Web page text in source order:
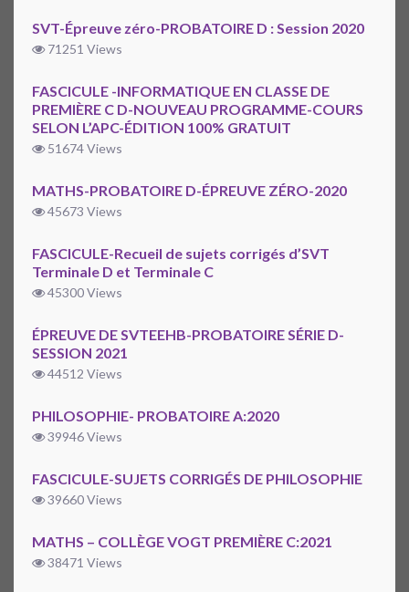
SVT-Épreuve zéro-PROBATOIRE D : Session 2020
71251 Views
FASCICULE -INFORMATIQUE EN CLASSE DE
PREMIÈRE C D-NOUVEAU PROGRAMME-COURS
SELON L’APC-ÉDITION 100% GRATUIT
51674 Views
MATHS-PROBATOIRE D-ÉPREUVE ZÉRO-2020
45673 Views
FASCICULE-Recueil de sujets corrigés d’SVT
Terminale D et Terminale C
45300 Views
ÉPREUVE DE SVTEEHB-PROBATOIRE SÉRIE D-
SESSION 2021
44512 Views
PHILOSOPHIE- PROBATOIRE A:2020
39946 Views
FASCICULE-SUJETS CORRIGÉS DE PHILOSOPHIE
39660 Views
MATHS – COLLÈGE VOGT PREMIÈRE C:2021
38471 Views